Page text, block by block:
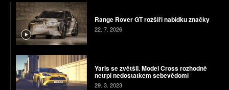
Range Rover GT rozšíří nabídku značky
22. 7. 2026
Yaris se zvětšil. Model Cross rozhodně
netrpí nedostatkem sebevědomí
29. 3. 2023